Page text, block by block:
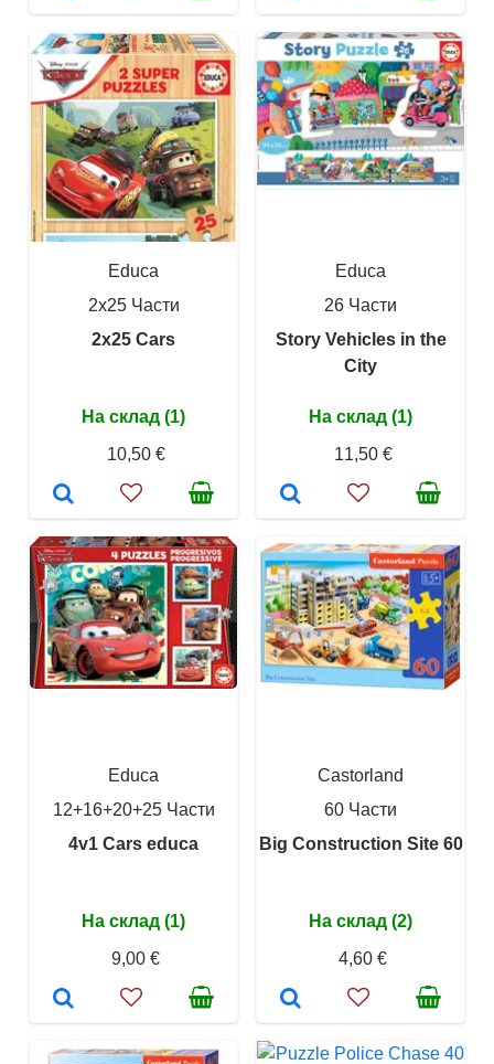
Educa
2x25 Части
2x25 Cars
На склад (1)
10,50 €
Educa
26 Части
Story Vehicles in the
City
На склад (1)
11,50 €
Educa
12+16+20+25 Части
4v1 Cars educa
На склад (1)
9,00 €
Castorland
60 Части
Big Construction Site 60
На склад (2)
4,60 €